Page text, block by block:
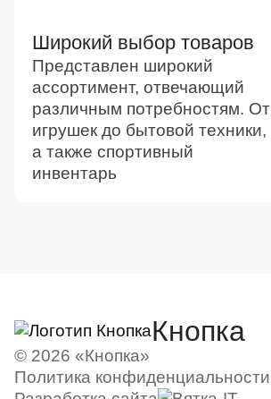
Широкий выбор товаров
Представлен широкий
ассортимент, отвечающий
различным потребностям. От
игрушек до бытовой техники,
а также спортивный
инвентарь
Кнопка
© 2026 «Кнопка»
Политика конфиденциальности